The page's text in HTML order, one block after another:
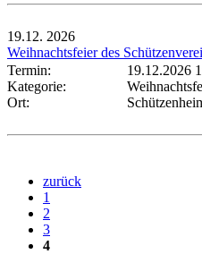
19.12. 2026
Weihnachtsfeier des
Termin:
19.12.2026
Kategorie:
Ort:
zurück
1
2
3
4